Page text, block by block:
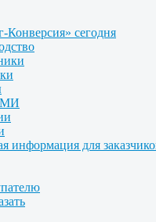
Конверсия» сегодня
информация для